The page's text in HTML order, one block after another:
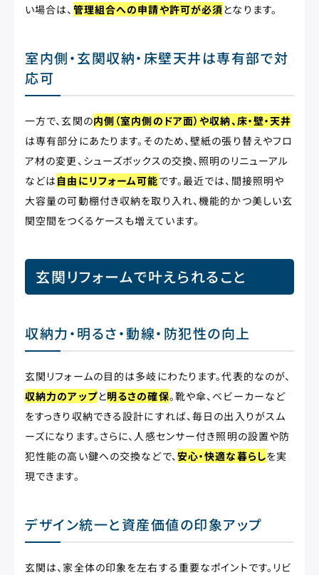
い場合は、 管理組合への申請や許可が必須となります。
室内側・玄関収納・床壁天井は専有部で対
応可
一方で、玄関の内側（室内側のドア面）や収納、床・壁・天井
は専有部分にあたります。そのため、壁紙の張り替えやフロ
ア材の変更、シューズボックスの交換、照明のリニューアル
などは自由にリフォーム可能です。最近では、間接照明や
大容量の可動棚付き収納を取り入れ、機能的かつ美しい玄
関空間をつくるケースも増えています。
玄関リフォームで叶えられること
収納力・明るさ・動線・防犯性の向上
玄関リフォームの目的は多岐にわたります。代表的なのが、
収納力のアップと明るさの確保。靴や傘、ベビーカーなど
をすっきり収納できる設計にすれば、毎日の出入りがスム
ーズになります。さらに、人感センサー付き照明の設置や防
犯性能の高い鍵への交換などで、安心・快適な暮らしを実
現できます。
デザイン統一と資産価値の印象アップ
玄関は、家全体の印象を左右する重要なポイントです。リビ